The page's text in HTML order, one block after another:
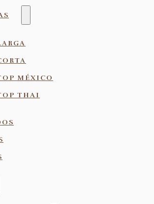
MÉXICO
THAI